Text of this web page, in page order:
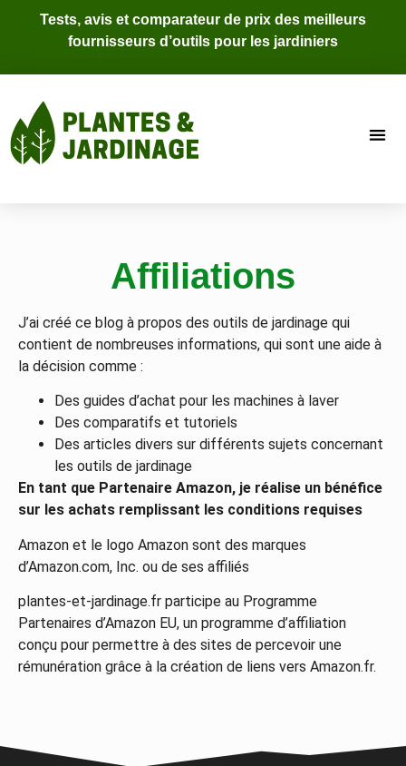
Tests, avis et comparateur de prix des meilleurs
fournisseurs d’outils pour les jardiniers
Affiliations
J’ai créé ce blog à propos des outils de jardinage qui
contient de nombreuses informations, qui sont une aide à
la décision comme :
Des guides d’achat pour les machines à laver
Des comparatifs et tutoriels
Des articles divers sur différents sujets concernant
les outils de jardinage
En tant que Partenaire Amazon, je réalise un bénéfice
sur les achats remplissant les conditions requises
Amazon et le logo Amazon sont des marques
d’Amazon.com, Inc. ou de ses affiliés
plantes-et-jardinage.fr participe au Programme
Partenaires d’Amazon EU, un programme d’affiliation
conçu pour permettre à des sites de percevoir une
rémunération grâce à la création de liens vers Amazon.fr.